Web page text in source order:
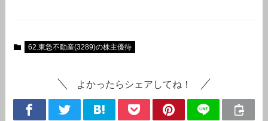
62.東急不動産(3289)の株主優待
よかったらシェアしてね！